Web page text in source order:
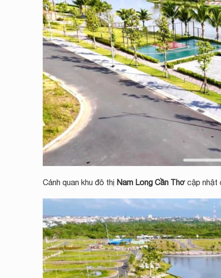
Cảnh quan khu đô thị Nam Long Cần Thơ cập nhật